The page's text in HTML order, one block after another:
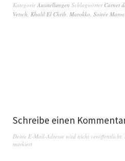
Kategorie Ausstellungen Schlagwörter Carnet
Vetsch, Khalil El Chrib, Marokko, Soirée
Schreibe einen
Deine E-Mail-Adresse wird nicht veröffentlicht.
markiert